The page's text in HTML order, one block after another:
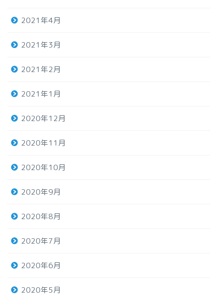
2021年4月
2021年3月
2021年2月
2021年1月
2020年12月
2020年11月
2020年10月
2020年9月
2020年8月
2020年7月
2020年6月
2020年5月